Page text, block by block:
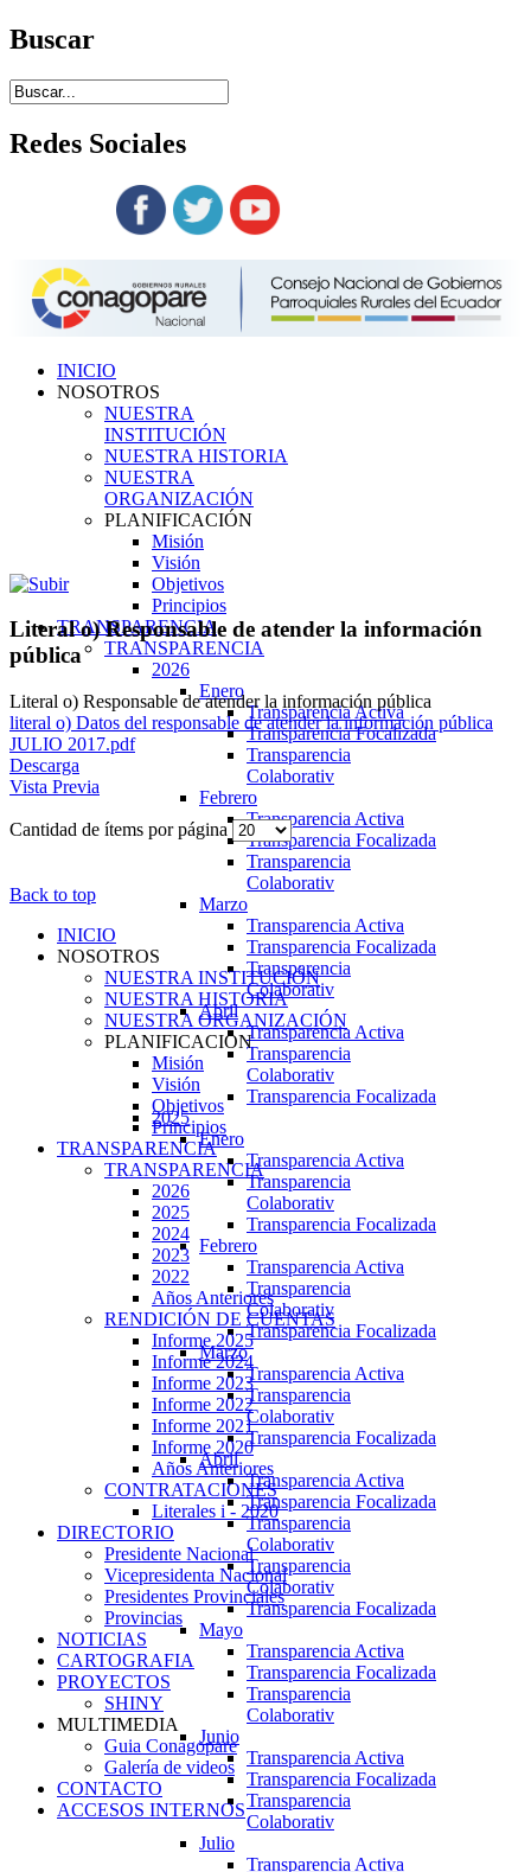
Buscar
Redes Sociales
INICIO
NOSOTROS
NUESTRA
INSTITUCIÓN
NUESTRA HISTORIA
NUESTRA
ORGANIZACIÓN
PLANIFICACIÓN
Misión
Visión
Objetivos
Principios
TRANSPARENCIA
TRANSPARENCIA
2026
Enero
Transparencia Activa
Transparencia Focalizada
Transparencia
Colaborativ
Febrero
Transparencia Activa
Transparencia Focalizada
Transparencia
Colaborativ
Marzo
Transparencia Activa
Transparencia Focalizada
Transparencia
Colaborativ
Abril
Transparencia Activa
Transparencia
Colaborativ
Transparencia Focalizada
2025
Enero
Transparencia Activa
Transparencia
Colaborativ
Transparencia Focalizada
Febrero
Transparencia Activa
Transparencia
Colaborativ
Transparencia Focalizada
Marzo
Transparencia Activa
Transparencia
Colaborativ
Transparencia Focalizada
Abril
Transparencia Activa
Transparencia Focalizada
Transparencia
Colaborativ
Transparencia
Colaborativ
Transparencia Focalizada
Mayo
Transparencia Activa
Transparencia Focalizada
Transparencia
Colaborativ
Junio
Transparencia Activa
Transparencia Focalizada
Transparencia
Colaborativ
Julio
Transparencia Activa
Literal o) Responsable de atender la información
pública
Literal o) Responsable de atender la información pública
literal o) Datos del responsable de atender la información pública
JULIO 2017.pdf
Descarga
Vista Previa
Cantidad de ítems por página
Back to top
INICIO
NOSOTROS
NUESTRA INSTITUCIÓN
NUESTRA HISTORIA
NUESTRA ORGANIZACIÓN
PLANIFICACIÓN
Misión
Visión
Objetivos
Principios
TRANSPARENCIA
TRANSPARENCIA
2026
2025
2024
2023
2022
Años Anteriores
RENDICIÓN DE CUENTAS
Informe 2025
Informe 2024
Informe 2023
Informe 2022
Informe 2021
Informe 2020
Años Anteriores
CONTRATACIONES
Literales i - 2020
DIRECTORIO
Presidente Nacional
Vicepresidenta Nacional
Presidentes Provinciales
Provincias
NOTICIAS
CARTOGRAFIA
PROYECTOS
SHINY
MULTIMEDIA
Guia Conagopare
Galería de videos
CONTACTO
ACCESOS INTERNOS